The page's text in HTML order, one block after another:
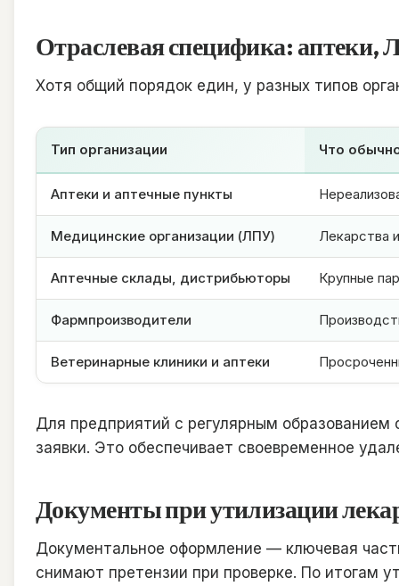
Отраслевая специфика: аптеки,
Хотя общий порядок един, у разных типов
Тип организации Что
Аптеки и аптечные пункты
Медицинские организации (ЛПУ) Лекарства
Аптечные склады, дистрибьюторы Крупные
Фармпроизводители
Ветеринарные клиники и аптеки
Для предприятий с регулярным
заявки. Это обеспечивает своевременное
Документы при утилизации
Документальное оформление — ключевая
снимают претензии при проверке. По итогам